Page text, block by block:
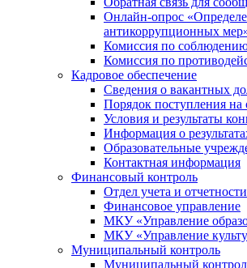
Онлайн-опрос
антикоррупционных
Комиссия по
Комиссия по
Кадровое обеспечение
Сведения о вакантных
Порядок поступления на
Условия и результаты
Информация о
Образовательные
Контактная информация
Финансовый контроль
Отдел учета и отчетности
Финансовое управление
МКУ «Управление
МКУ «Управление
Муниципальный контроль
Муниципальный